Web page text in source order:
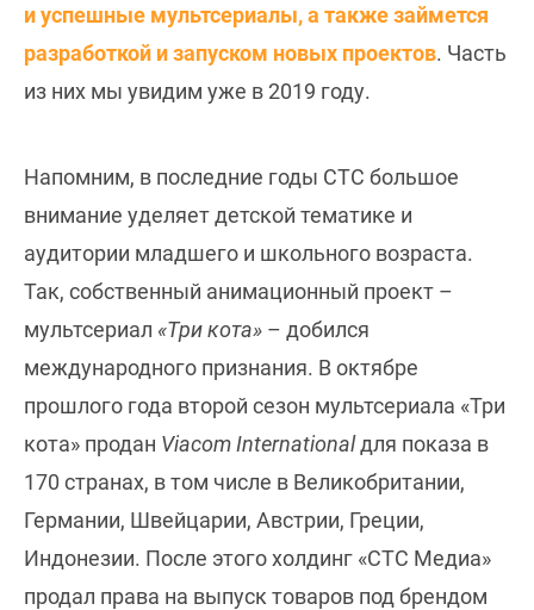
и успешные мультсериалы, а также займется
разработкой и запуском новых проектов. Часть
из них мы увидим уже в 2019 году.
Напомним, в последние годы СТС большое
внимание уделяет детской тематике и
аудитории младшего и школьного возраста.
Так, собственный анимационный проект –
мультсериал «Три кота» – добился
международного признания. В октябре
прошлого года второй сезон мультсериала «Три
кота» продан Viacom Internationalдля показа в
170 странах, в том числе в Великобритании,
Германии, Швейцарии, Австрии, Греции,
Индонезии. После этого холдинг «СТС Медиа»
продал права на выпуск товаров под брендом